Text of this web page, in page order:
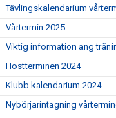
Tävlingskalendarium
Vårtermin 2025
Viktig information ang
Höstterminen 2024
Klubb kalendarium 2024
Nybörjarintagning